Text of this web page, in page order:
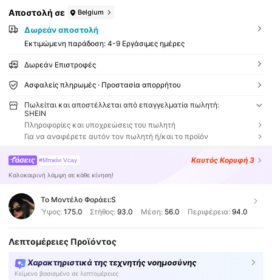
Αποστολή σε Belgium
Δωρεάν αποστολή
Εκτιμώμενη παράδοση: 4-9 Εργάσιμες ημέρες
Δωρεάν Επιστροφές
Ασφαλείς πληρωμές · Προστασία απορρήτου
Πωλείται και αποστέλλεται από επαγγελματία πωλητή:
SHEIN
Πληροφορίες και υποχρεώσεις του πωλητή
Για να αναφέρετε αυτόν τον πωλητή ή/και το προϊόν
#Μπικίνι Vcay Καυτός Κορυφή 3
Καλοκαιρινή λάμψη σε κάθε κίνηση!
Το Μοντέλο Φοράει:S
Ύψος: 175.0 Στήθος:93.0 Μέση: 56.0 Περιφέρεια: 94.0
Λεπτομέρειες Προϊόντος
Χαρακτηριστικά της τεχνητής νοημοσύνης
Κείμενο βασισμένο σε λεπτομέρειες